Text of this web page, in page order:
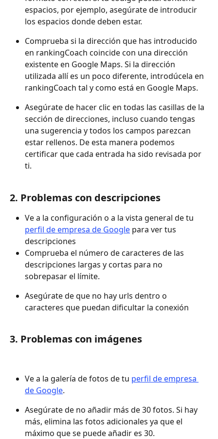
espacios, por ejemplo, asegúrate de introducir
los espacios donde deben estar.
Comprueba si la dirección que has introducido
en rankingCoach coincide con una dirección
existente en Google Maps. Si la dirección
utilizada allí es un poco diferente, introdúcela en
rankingCoach tal y como está en Google Maps.
Asegúrate de hacer clic en todas las casillas de la
sección de direcciones, incluso cuando tengas
una sugerencia y todos los campos parezcan
estar rellenos. De esta manera podemos
certificar que cada entrada ha sido revisada por
ti.
2. Problemas con descripciones
Ve a la configuración o a la vista general de tu
perfil de empresa de Google para ver tus
descripciones
Comprueba el número de caracteres de las
descripciones largas y cortas para no
sobrepasar el límite.
Asegúrate de que no hay urls dentro o
caracteres que puedan dificultar la conexión
3. Problemas con imágenes
Ve a la galería de fotos de tu perfil de empresa
de Google.
Asegúrate de no añadir más de 30 fotos. Si hay
más, elimina las fotos adicionales ya que el
máximo que se puede añadir es 30.